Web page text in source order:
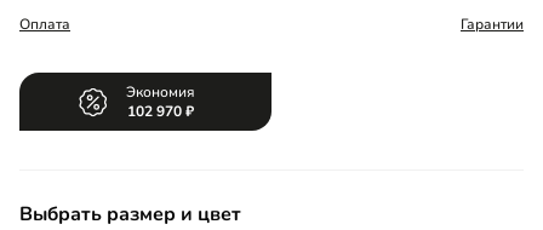
Оплата Гарантии
Экономия
102 970
Выбрать размер и цвет